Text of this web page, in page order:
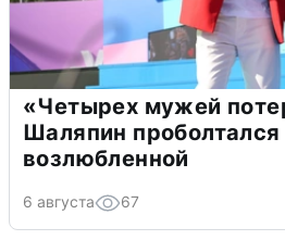
«Четырех мужей
Шаляпин проболтался
возлюбленной
6 августа 67